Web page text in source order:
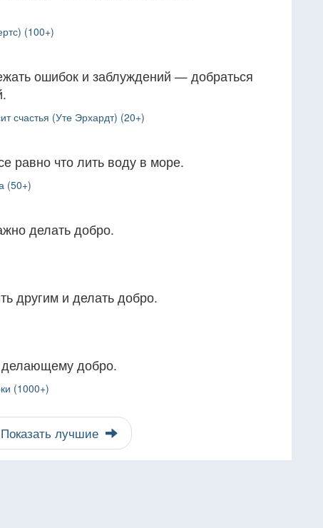
(100+)
ошибок и заблуждений — добраться
счастья (Уте Эрхардт) (20+)
равно что лить воду в море.
(50+)
делать добро.
другим и делать добро.
добро.
(1000+)
Показать лучшие